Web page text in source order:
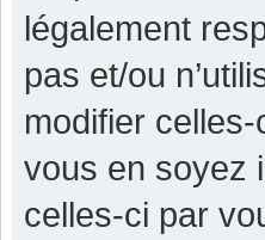
légalement
pas et/ou
modifier
vous en soyez
celles-ci par